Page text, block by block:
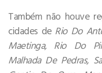
Também não houve
cidades de Rio Do
Maetinga, Rio Do
Malhada De Pedras,